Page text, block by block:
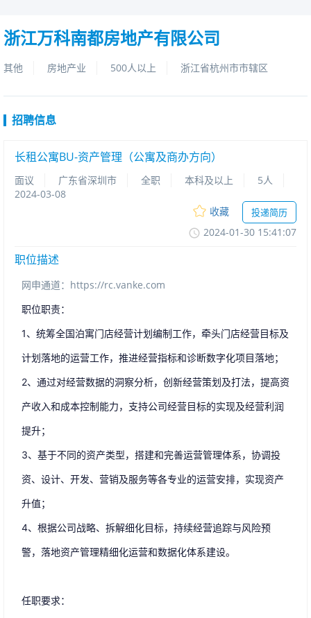
浙江万科南都房地产有限公司
其他 房地产业 500人以上 浙江省杭州市市辖区
招聘信息
长租公寓BU-资产管理（公寓及商办方向）
面议 广东省深圳市 全职 本科及以上
5人
2024-03-08
收藏
投递简历
2024-01-3015:41:07
职位描述
网申通道：https://rc.vanke.com
职位职责：
1、统筹全国泊寓门店经营计划编制工作，牵头门店经营目标及
计划落地的运营工作，推进经营指标和诊断数字化项目落地；
2、通过对经营数据的洞察分析，创新经营策划及打法，提高资
产收入和成本控制能力，支持公司经营目标的实现及经营利润
提升；
3、基于不同的资产类型，搭建和完善运营管理体系，协调投
资、设计、开发、营销及服务等各专业的运营安排，实现资产
升值；
4、根据公司战略、拆解细化目标，持续经营追踪与风险预
警，落地资产管理精细化运营和数据化体系建设。
任职要求：